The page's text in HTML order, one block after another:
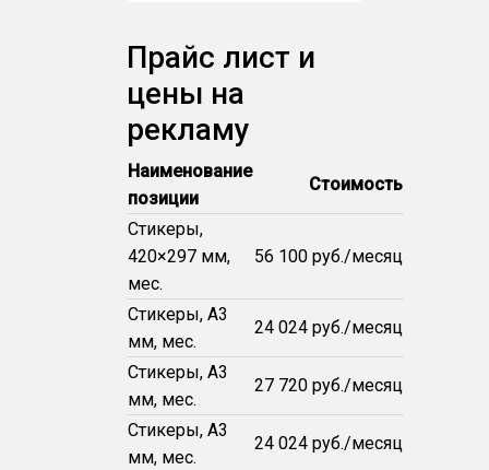
Прайс лист и
цены на
рекламу
Наименование
позиции
Стоимость
Стикеры,
420×297 мм,
мес.
56 100 руб./месяц
Стикеры, А3
мм, мес.
24 024 руб./месяц
Стикеры, А3
мм, мес.
27 720 руб./месяц
Стикеры, А3
мм, мес.
24 024 руб./месяц